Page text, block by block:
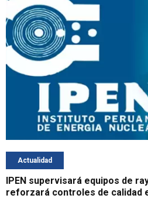
Actualidad
IPEN supervisará equipos de
reforzará controles de calidad